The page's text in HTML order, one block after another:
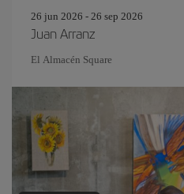
26 jun 2026 - 26 sep 2026
Juan Arranz
El Almacén Square